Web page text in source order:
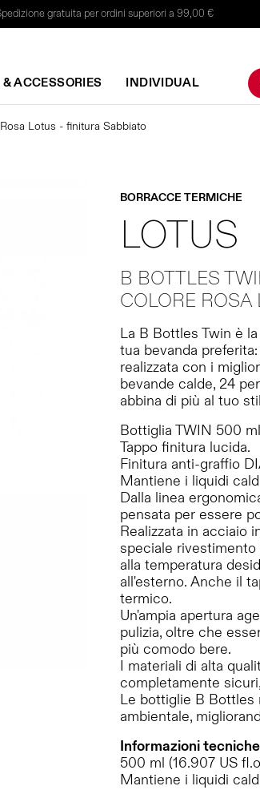
gratuita per ordini superiori a 99,00 €
& ACCESSORIES INDIVIDUAL
Lotus - finitura Sabbiato
BORRACCE TERMICHE
LOTUS
B BOTTLES
COLORE
La B Bottles Twin è
tua bevanda
realizzata con i
bevande calde, 24
abbina di più al tuo
Bottiglia TWIN 500
Tappo finitura lucida.
Finitura anti-graffio
Mantiene i liquidi
Dalla linea
pensata per essere
Realizzata in acciaio
speciale rivestimento
alla temperatura
all'esterno. Anche il
termico.
Un'ampia apertura
pulizia, oltre che
più comodo bere.
I materiali di alta
completamente
Le bottiglie B
ambientale,
Informazioni
500 ml (16.907 US
Mantiene i liquidi